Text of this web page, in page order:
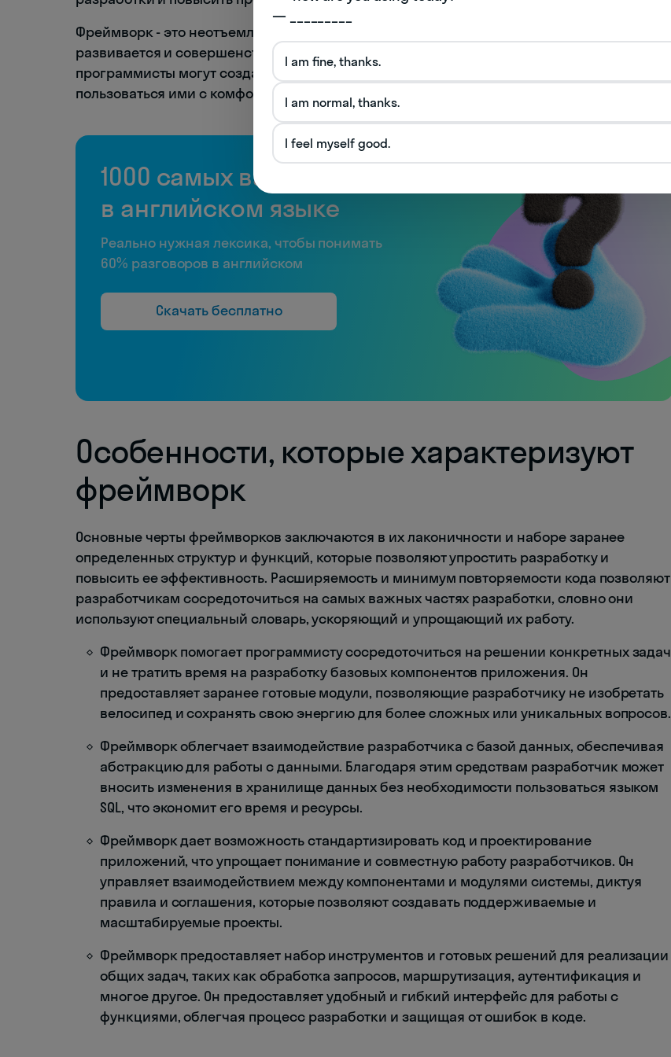
Фреймворк - это неотъемлемая часть индустрии программирования, которая постоянно
развивается и совершенствуется. Он является инструментом, благодаря которому
программисты могут создавать сложные программные продукты, а пользователи -
пользоваться ими с комфортом и безопасностью.
1000 самых важных слов
в английском языке
Реально нужная лексика, чтобы понимать
60% разговоров в английском
Скачать бесплатно
Особенности, которые характеризуют
фреймворк
Основные черты фреймворков заключаются в их лаконичности и наборе заранее
определенных структур и функций, которые позволяют упростить разработку и
повысить ее эффективность. Расширяемость и минимум повторяемости кода позволяют
разработчикам сосредоточиться на самых важных частях разработки, словно они
используют специальный словарь, ускоряющий и упрощающий их работу.
Фреймворк помогает программисту сосредоточиться на решении конкретных задач
и не тратить время на разработку базовых компонентов приложения. Он
предоставляет заранее готовые модули, позволяющие разработчику не изобретать
велосипед и сохранять свою энергию для более сложных или уникальных вопросов.
Фреймворк облегчает взаимодействие разработчика с базой данных, обеспечивая
абстракцию для работы с данными. Благодаря этим средствам разработчик может
вносить изменения в хранилище данных без необходимости пользоваться языком
SQL, что экономит его время и ресурсы.
Фреймворк дает возможность стандартизировать код и проектирование
приложений, что упрощает понимание и совместную работу разработчиков. Он
управляет взаимодействием между компонентами и модулями системы, диктуя
правила и соглашения, которые позволяют создавать поддерживаемые и
масштабируемые проекты.
Фреймворк предоставляет набор инструментов и готовых решений для реализации
общих задач, таких как обработка запросов, маршрутизация, аутентификация и
многое другое. Он предоставляет удобный и гибкий интерфейс для работы с
функциями, облегчая процесс разработки и защищая от ошибок в коде.
— _________
I am fine, thanks.
I am normal, thanks.
I feel myself good.